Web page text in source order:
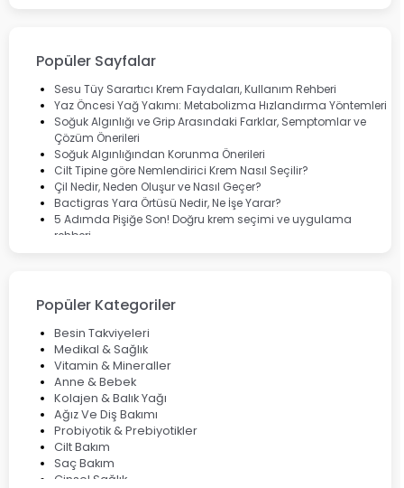
Lansinoh
Cebrolux
Dermoskin
Marvis
Rcfarma
Popüler Sayfalar
Sesu Tüy Sarartıcı Krem Faydaları, Kullanım Rehberi
Yaz Öncesi Yağ Yakımı: Metabolizma Hızlandırma Yöntemleri
Soğuk Algınlığı ve Grip Arasındaki Farklar, Semptomlar ve
Çözüm Önerileri
Soğuk Algınlığından Korunma Önerileri
Cilt Tipine göre Nemlendirici Krem Nasıl Seçilir?
Çil Nedir, Neden Oluşur ve Nasıl Geçer?
Bactigras Yara Örtüsü Nedir, Ne İşe Yarar?
5 Adımda Pişiğe Son! Doğru krem seçimi ve uygulama
rehberi
Çözüm Yolları
Bocavirüs Enfeksiyonu Hakkında Bilmeniz Gerekenler
Deep Flex Topraklama Matı Nedir? Detaylı Rehber
Mumiyo Nedir? Faydaları ve Kullanım Alanları Nelerdir?
Popüler Kategoriler
Besin Takviyeleri
Medikal & Sağlık
Vitamin & Mineraller
Anne & Bebek
Kolajen & Balık Yağı
Ağız Ve Diş Bakımı
Probiyotik & Prebiyotikler
Cilt Bakım
Saç Bakım
Cinsel Sağlık